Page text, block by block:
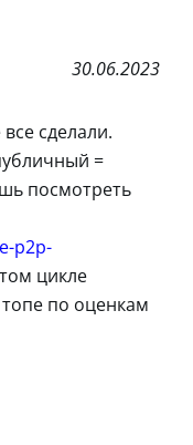
30.06.2023
сделали.
=
посмотреть
p2p-
цикле
по оценкам